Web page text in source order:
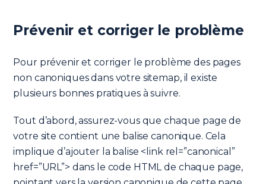
Prévenir et corriger le problème
Pour prévenir et corriger le problème des pages
non canoniques dans votre sitemap, il existe
plusieurs bonnes pratiques à suivre.
Tout d’abord, assurez-vous que chaque page de
votre site contient une balise canonique. Cela
implique d’ajouter la balise <link rel=”canonical”
href=”URL”> dans le code HTML de chaque page,